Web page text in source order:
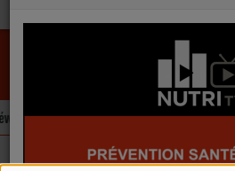
sur trois ingrédients d’intérêt pour la